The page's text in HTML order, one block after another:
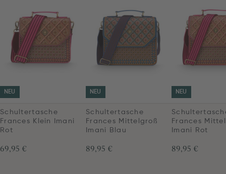
NEU
Schultertasche
Frances Klein Imani
Rot
69,95 €
NEU
Schultertasche
Frances Mittelgroß
Imani Blau
89,95 €
NEU
Frances
Imani Rot
89,95 €